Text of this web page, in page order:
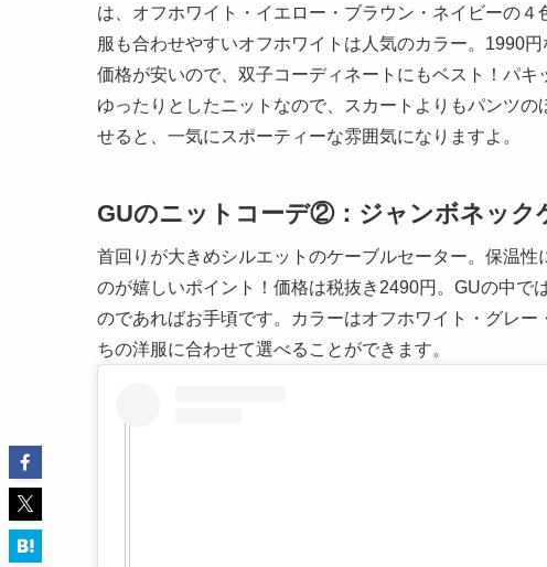
は、オフホワイト・イエロー・ブラウン・ネイビーの
服も合わせやすいオフホワイトは人気のカラー。1990
価格が安いので、双子コーディネートにもベスト！パ
ゆったりとしたニットなので、スカートよりもパンツ
せると、一気にスポーティーな雰囲気になりますよ。
GUのニットコーデ②：ジャンボネック
首回りが大きめシルエットのケーブルセーター。保温
のが嬉しいポイント！価格は税抜き2490円。GUの中
のであればお手頃です。カラーはオフホワイト・グレ
ちの洋服に合わせて選べることができます。